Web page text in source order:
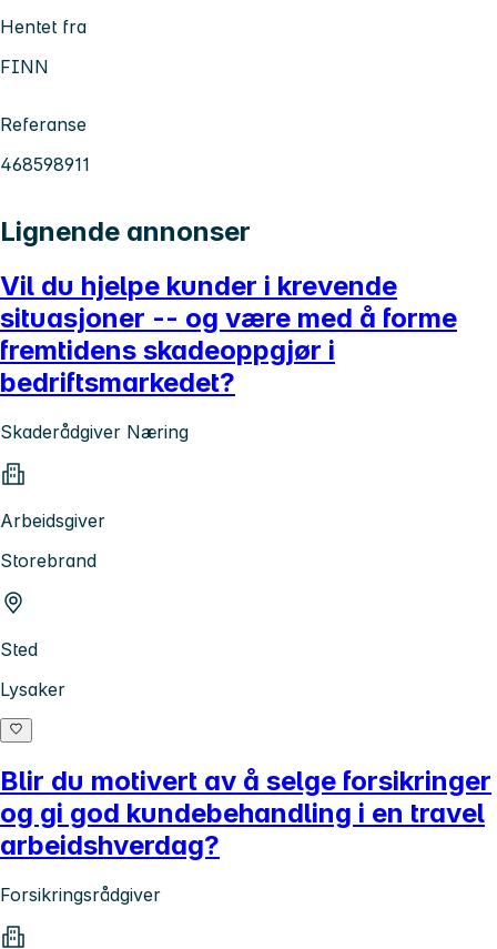
Hentet fra
FINN
Referanse
468598911
Lignende annonser
Vil du hjelpe kunder i krevende
situasjoner -- og være med å forme
fremtidens skadeoppgjør i
bedriftsmarkedet?
Skaderådgiver Næring
Arbeidsgiver
Storebrand
Sted
Lysaker
Blir du motivert av å selge forsikringer
og gi god kundebehandling i en travel
arbeidshverdag?
Forsikringsrådgiver